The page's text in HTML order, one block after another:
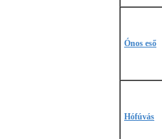
Ónos eső
Hófúvás